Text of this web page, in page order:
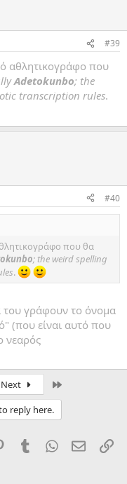
#39
αθλητικογράφο που
Adetokunbo; the
transcription rules.
#40
που θα
; the weird spelling
.
του γράφουν το όνομα
(που είναι αυτό που
νεαρός
Next
reply here.
PinterestTumblrWhatsApp
Email